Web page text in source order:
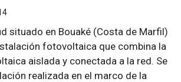
situado en Bouaké (Costa de Marfil)
fotovoltaica que combina la
aislada y conectada a la red. Se
realizada en el marco de la